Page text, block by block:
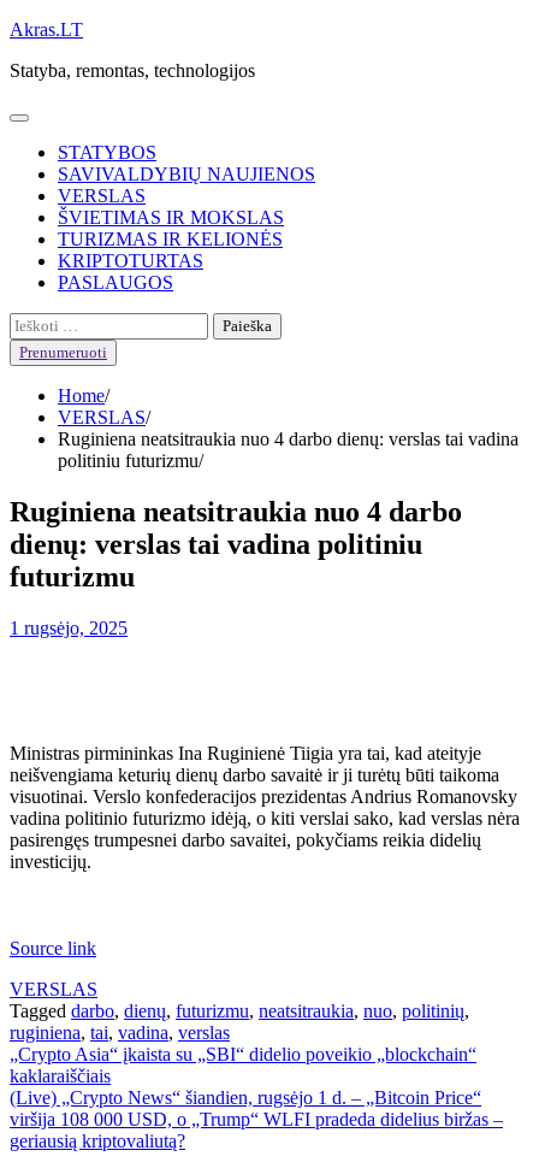
Skip
content
Akras.LT
Statyba, remontas, technologijos
STATYBOS
SAVIVALDYBIŲ NAUJIENOS
VERSLAS
ŠVIETIMAS IR MOKSLAS
TURIZMAS IR KELIONĖS
KRIPTOTURTAS
PASLAUGOS
Ieškoti:
Prenumeruoti
Home
VERSLAS
Ruginiena neatsitraukia nuo 4 darbo dienų: verslas tai vadina
politiniu futurizmu
Ruginiena neatsitraukia nuo 4 darbo
dienų: verslas tai vadina politiniu
futurizmu
1 rugsėjo, 2025
Ministras pirmininkas Ina Ruginienė Tiigia yra tai, kad ateityje
neišvengiama keturių dienų darbo savaitė ir ji turėtų būti taikoma
visuotinai. Verslo konfederacijos prezidentas Andrius Romanovsky
vadina politinio futurizmo idėją, o kiti verslai sako, kad verslas nėra
pasirengęs trumpesnei darbo savaitei, pokyčiams reikia didelių
investicijų.
Source link
VERSLAS
Tagged darbo, dienų, futurizmu, neatsitraukia, nuo, politinių,
ruginiena, tai, vadina, verslas
Navigacija
tarp
įrašų
„Crypto Asia“ įkaista su „SBI“ didelio poveikio „blockchain“
kaklaraiščiais
(Live) „Crypto News“ šiandien, rugsėjo 1 d. – „Bitcoin Price“
viršija 108 000 USD, o „Trump“ WLFI pradeda didelius biržas –
geriausią kriptovaliutą?